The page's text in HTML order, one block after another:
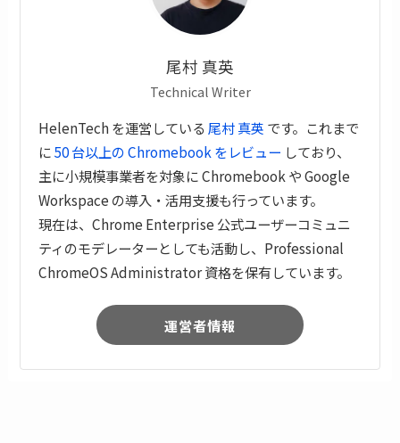
尾村 真英
Technical Writer
HelenTech を運営している 尾村 真英 です。これまで
に50 台以上の Chromebook をレビュー しており、
主に小規模事業者を対象に Chromebook や Google
Workspace の導入・活用支援も行っています。
現在は、Chrome Enterprise 公式ユーザーコミュニ
ティのモデレーターとしても活動し、Professional
ChromeOS Administrator 資格を保有しています。
運営者情報